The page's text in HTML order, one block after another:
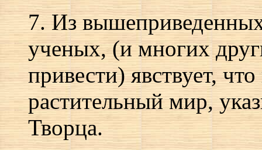
7. Из
ученых, (и многих
привести) явствует,
растительный мир,
Творца.